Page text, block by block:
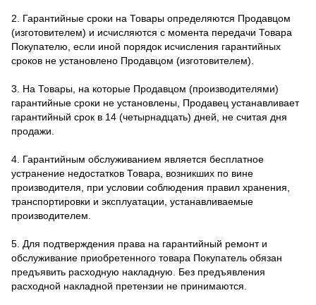
2. Гарантийные сроки на Товары определяются Продавцом
(изготовителем) и исчисляются с момента передачи Товара
Покупателю, если иной порядок исчисления гарантийных
сроков не установлено Продавцом (изготовителем).
3. На Товары, на которые Продавцом (производителями)
гарантийные сроки не установлены, Продавец устанавливает
гарантийный срок в 14 (четырнадцать) дней, не считая дня
продажи.
4. Гарантийным обслуживанием является бесплатное
устранение недостатков Товара, возникших по вине
производителя, при условии соблюдения правил хранения,
транспортировки и эксплуатации, устанавливаемые
производителем.
5. Для подтверждения права на гарантийный ремонт и
обслуживание приобретенного товара Покупатель обязан
предъявить расходную накладную. Без предъявления
расходной накладной претензии не принимаются.